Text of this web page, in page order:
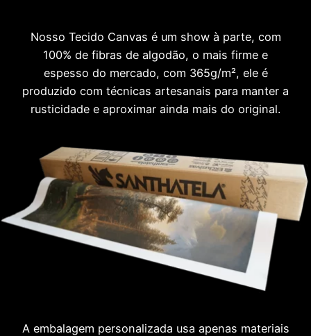
Nosso Tecido Canvas é um show à parte, com
100% de fibras de algodão, o mais firme e
espesso do mercado, com 365g/m², ele é
produzido com técnicas artesanais para manter a
rusticidade e aproximar ainda mais do original.
A embalagem personalizada usa apenas materiais